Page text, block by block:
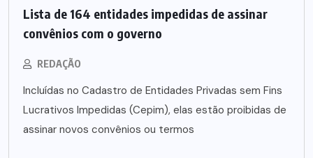
Lista de 164 entidades impedidas de assinar
convênios com o governo
REDAÇÃO
Incluídas no Cadastro de Entidades Privadas sem Fins
Lucrativos Impedidas (Cepim), elas estão proibidas de
assinar novos convênios ou termos